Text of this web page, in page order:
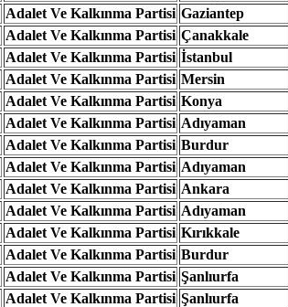
Adalet Ve Kalkınma Partisi Gaziantep
Adalet Ve Kalkınma Partisi Çanakkale
Adalet Ve Kalkınma Partisi İstanbul
Adalet Ve Kalkınma Partisi Mersin
Adalet Ve Kalkınma Partisi Konya
Adalet Ve Kalkınma Partisi Adıyaman
Adalet Ve Kalkınma Partisi Burdur
Adalet Ve Kalkınma Partisi Adıyaman
Adalet Ve Kalkınma Partisi Ankara
Adalet Ve Kalkınma Partisi Adıyaman
Adalet Ve Kalkınma Partisi Kırıkkale
Adalet Ve Kalkınma Partisi Burdur
Adalet Ve Kalkınma Partisi Şanlıurfa
Adalet Ve Kalkınma Partisi Şanlıurfa